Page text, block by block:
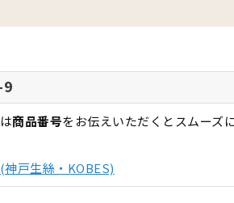
商品番号をお伝えいただくとスムーズ
神戸生絲・KOBES)